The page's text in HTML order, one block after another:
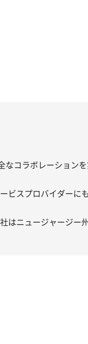
コラボレーションを
ビスプロバイダーに
ニュージャージー